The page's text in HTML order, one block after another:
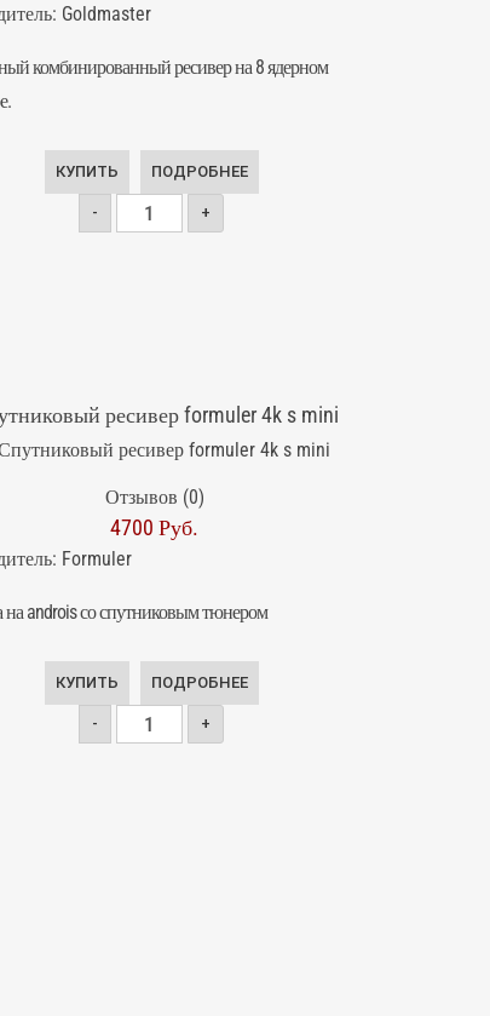
Goldmaster
комбинированный ресивер на 8 ядерном
КУПИТЬ ПОДРОБНЕЕ
- +
ресивер formuler 4k s mini
Отзывов (0)
4700 Руб.
Formuler
на androis со спутниковым тюнером
КУПИТЬ ПОДРОБНЕЕ
- +